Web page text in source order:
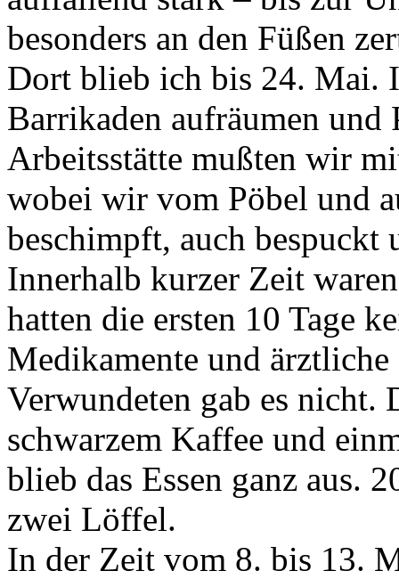
besonders an den Füßen
Dort blieb ich bis 24. Mai.
Barrikaden aufräumen und
Arbeitsstätte mußten wir
wobei wir vom Pöbel und
beschimpft, auch bespuckt
Innerhalb kurzer Zeit
hatten die ersten 10 Tage
Medikamente und
Verwundeten gab es nicht.
schwarzem Kaffee und
blieb das Essen ganz aus.
zwei Löffel.
In der Zeit vom 8. bis 13.